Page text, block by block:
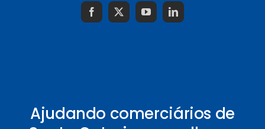
Ajudando comerciários de